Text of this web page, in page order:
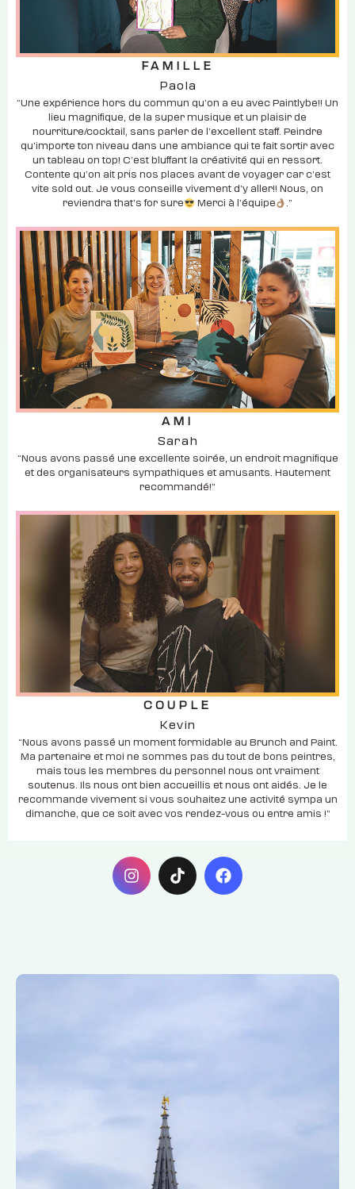
FAMILLE
Paola
“Une expérience hors du commun qu’on a eu avec Paintlybe!! Un
lieu magnifique, de la super musique et un plaisir de
nourriture/cocktail, sans parler de l’excellent staff. Peindre
qu’importe ton niveau dans une ambiance qui te fait sortir avec
un tableau on top! C’est bluffant la créativité qui en ressort.
Contente qu’on ait pris nos places avant de voyager car c’est
vite sold out. Je vous conseille vivement d’y aller!! Nous, on
reviendra that’s for sure
Merci à l’équipe .”
AMI
Sarah
“Nous avons passé une excellente soirée, un endroit magnifique
et des organisateurs sympathiques et amusants. Hautement
recommandé!”
COUPLE
Kevin
“Nous avons passé un moment formidable au Brunch and Paint.
Ma partenaire et moi ne sommes pas du tout de bons peintres,
mais tous les membres du personnel nous ont vraiment
soutenus. Ils nous ont bien accueillis et nous ont aidés. Je le
recommande vivement si vous souhaitez une activité sympa un
dimanche, que ce soit avec vos rendez-vous ou entre amis !”